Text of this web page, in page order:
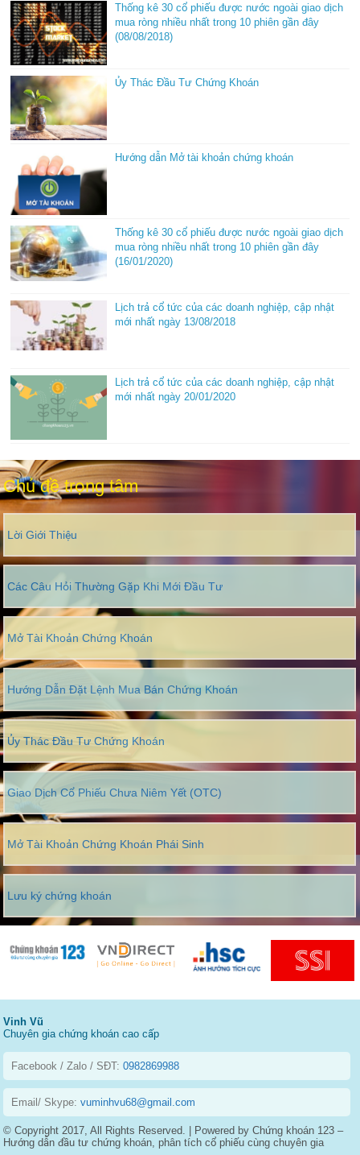
Thống kê 30 cổ phiếu được nước ngoài giao dịch
mua ròng nhiều nhất trong 10 phiên gần đây
(08/08/2018)
Ủy Thác Đầu Tư Chứng Khoán
Hướng dẫn Mở tài khoản chứng khoán
Thống kê 30 cổ phiếu được nước ngoài giao dịch
mua ròng nhiều nhất trong 10 phiên gần đây
(16/01/2020)
Lịch trả cổ tức của các doanh nghiệp, cập nhật
mới nhất ngày 13/08/2018
Lịch trả cổ tức của các doanh nghiệp, cập nhật
mới nhất ngày 20/01/2020
Chủ đề trọng tâm
Lời Giới Thiệu
Các Câu Hỏi Thường Gặp Khi Mới Đầu Tư
Mở Tài Khoản Chứng Khoán
Hướng Dẫn Đặt Lệnh Mua Bán Chứng Khoán
Ủy Thác Đầu Tư Chứng Khoán
Giao Dịch Cổ Phiếu Chưa Niêm Yết (OTC)
Mở Tài Khoản Chứng Khoán Phái Sinh
Lưu ký chứng khoán
Vinh Vũ
Chuyên gia chứng khoán cao cấp
Facebook / Zalo / SĐT:0982869988
Email/ Skype:vuminhvu68@gmail.com
© Copyright 2017, All Rights Reserved. | Powered by Chứng khoán 123 –
Hướng dẫn đầu tư chứng khoán, phân tích cổ phiếu cùng chuyên gia